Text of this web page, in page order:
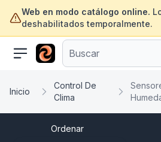
Web en modo catálogo online.
deshabilitados temporalmente.
ofertasinformatica.com
Inicio
Control De
Clima
Ordenar